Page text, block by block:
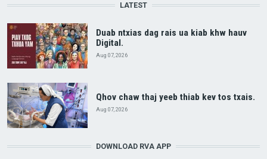
LATEST
Duab ntxias dag rais ua kiab khw hauv
Digital.
Aug 07, 2026
Qhov chaw thaj yeeb thiab kev tos txais.
Aug 07, 2026
DOWNLOAD RVA APP